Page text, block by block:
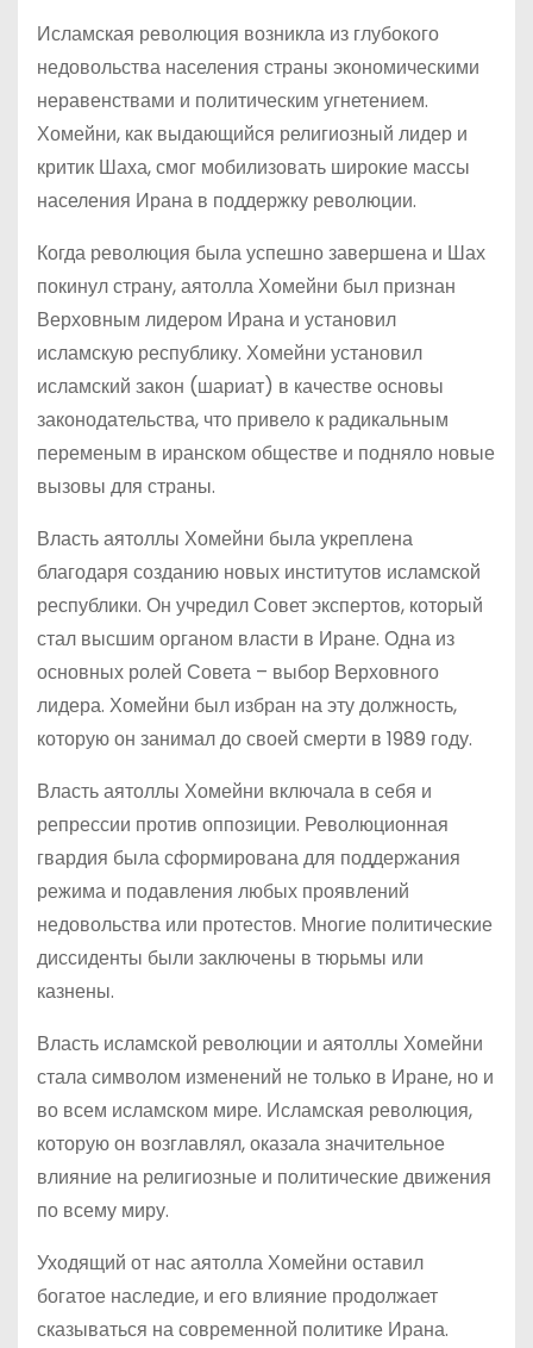
Исламская революция возникла из глубокого
недовольства населения страны экономическими
неравенствами и политическим угнетением.
Хомейни, как выдающийся религиозный лидер и
критик Шаха, смог мобилизовать широкие массы
населения Ирана в поддержку революции.
Когда революция была успешно завершена и Шах
покинул страну, аятолла Хомейни был признан
Верховным лидером Ирана и установил
исламскую республику. Хомейни установил
исламский закон (шариат) в качестве основы
законодательства, что привело к радикальным
переменым в иранском обществе и подняло новые
вызовы для страны.
Власть аятоллы Хомейни была укреплена
благодаря созданию новых институтов исламской
республики. Он учредил Совет экспертов, который
стал высшим органом власти в Иране. Одна из
основных ролей Совета – выбор Верховного
лидера. Хомейни был избран на эту должность,
которую он занимал до своей смерти в 1989 году.
Власть аятоллы Хомейни включала в себя и
репрессии против оппозиции. Революционная
гвардия была сформирована для поддержания
режима и подавления любых проявлений
недовольства или протестов. Многие политические
диссиденты были заключены в тюрьмы или
казнены.
Власть исламской революции и аятоллы Хомейни
стала символом изменений не только в Иране, но и
во всем исламском мире. Исламская революция,
которую он возглавлял, оказала значительное
влияние на религиозные и политические движения
по всему миру.
Уходящий от нас аятолла Хомейни оставил
богатое наследие, и его влияние продолжает
сказываться на современной политике Ирана.